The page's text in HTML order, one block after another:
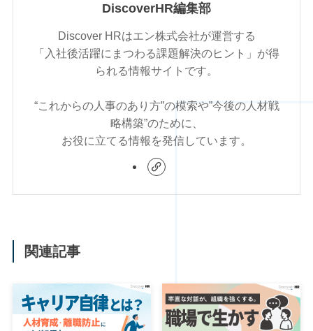
DiscoverHR編集部
Discover HRはエン株式会社が運営する
「入社後活躍にまつわる課題解決のヒント」が得
られる情報サイトです。
“これからの人事のあり方”の模索や”今後の人材戦
略構築”のために、
お役に立てる情報を発信しています。
関連記事